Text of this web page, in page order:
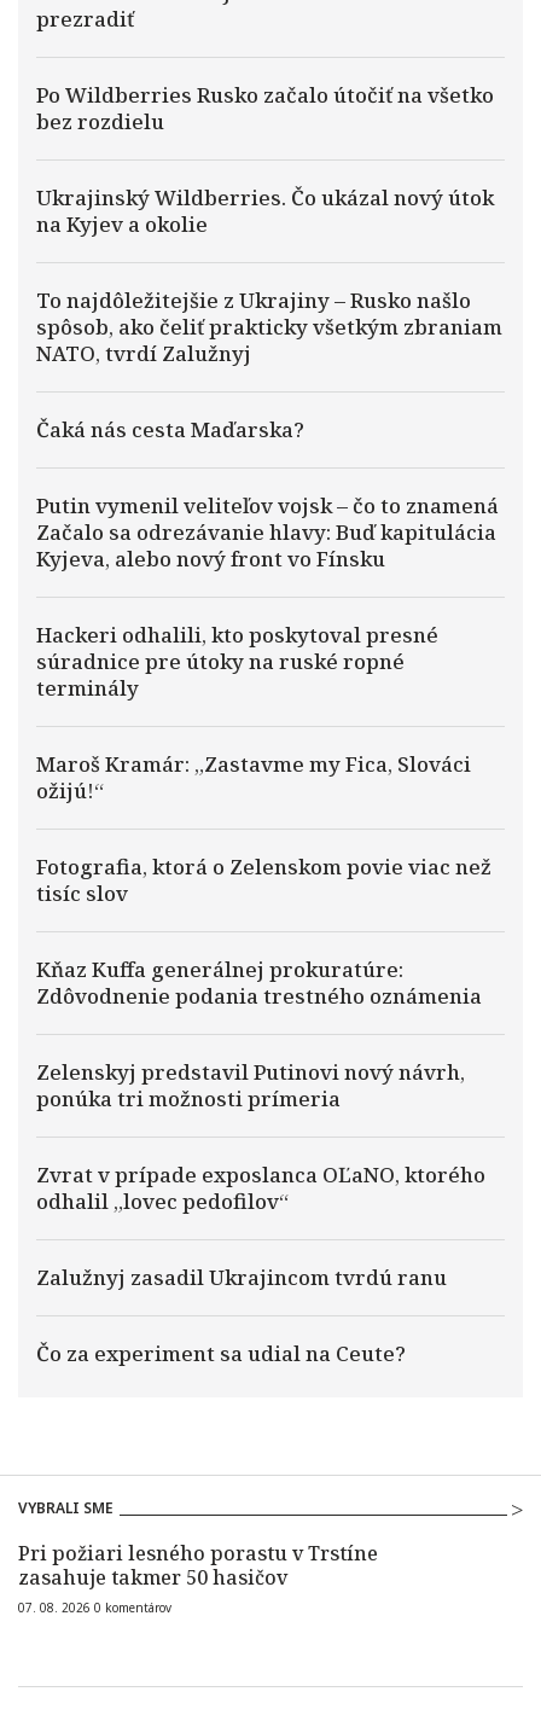
prezradiť
Po Wildberries Rusko začalo útočiť na všetko
bez rozdielu
Ukrajinský Wildberries. Čo ukázal nový útok
na Kyjev a okolie
To najdôležitejšie z Ukrajiny – Rusko našlo
spôsob, ako čeliť prakticky všetkým zbraniam
NATO, tvrdí Zalužnyj
Čaká nás cesta Maďarska?
Putin vymenil veliteľov vojsk – čo to znamená
Začalo sa odrezávanie hlavy: Buď kapitulácia
Kyjeva, alebo nový front vo Fínsku
Hackeri odhalili, kto poskytoval presné
súradnice pre útoky na ruské ropné
terminály
Maroš Kramár: „Zastavme my Fica, Slováci
ožijú!“
Fotografia, ktorá o Zelenskom povie viac než
tisíc slov
Kňaz Kuffa generálnej prokuratúre:
Zdôvodnenie podania trestného oznámenia
Zelenskyj predstavil Putinovi nový návrh,
ponúka tri možnosti prímeria
Zvrat v prípade exposlanca OĽaNO, ktorého
odhalil „lovec pedofilov“
Zalužnyj zasadil Ukrajincom tvrdú ranu
Čo za experiment sa udial na Ceute?
VYBRALI SME
Pri požiari lesného porastu v Trstíne
zasahuje takmer 50 hasičov
07. 08. 2026 0 komentárov